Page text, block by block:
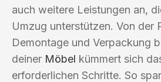
auch weitere Leistungen an,
Umzug unterstützen. Von der
Demontage und Verpackung
deiner Möbel kümmert sich
erforderlichen Schritte. So